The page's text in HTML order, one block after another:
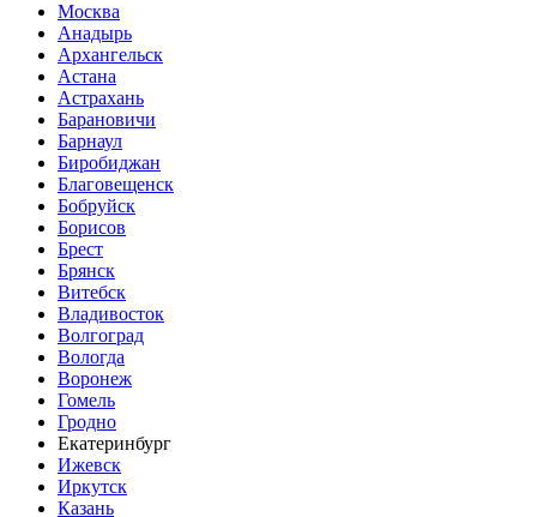
Москва
Анадырь
Архангельск
Астана
Астрахань
Барановичи
Барнаул
Биробиджан
Благовещенск
Бобруйск
Борисов
Брест
Брянск
Витебск
Владивосток
Волгоград
Вологда
Воронеж
Гомель
Гродно
Екатеринбург
Ижевск
Иркутск
Казань